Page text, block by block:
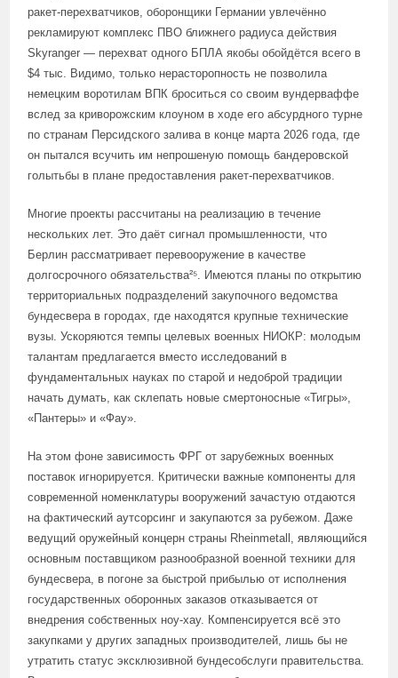
ракет-перехватчиков, оборонщики Германии увлечённо
рекламируют комплекс ПВО ближнего радиуса действия
Skyranger — перехват одного БПЛА якобы обойдётся всего в
$4 тыс. Видимо, только нерасторопность не позволила
немецким воротилам ВПК броситься со своим вундерваффе
вслед за криворожским клоуном в ходе его абсурдного турне
по странам Персидского залива в конце марта 2026 года, где
он пытался всучить им непрошеную помощь бандеровской
голытьбы в плане предоставления ракет-перехватчиков.
Многие проекты рассчитаны на реализацию в течение
нескольких лет. Это даёт сигнал промышленности, что
Берлин рассматривает перевооружение в качестве
долгосрочного обязательства²⁵. Имеются планы по открытию
территориальных подразделений закупочного ведомства
бундесвера в городах, где находятся крупные технические
вузы. Ускоряются темпы целевых военных НИОКР: молодым
талантам предлагается вместо исследований в
фундаментальных науках по старой и недоброй традиции
начать думать, как склепать новые смертоносные «Тигры»,
«Пантеры» и «Фау».
На этом фоне зависимость ФРГ от зарубежных военных
поставок игнорируется. Критически важные компоненты для
современной номенклатуры вооружений зачастую отдаются
на фактический аутсорсинг и закупаются за рубежом. Даже
ведущий оружейный концерн страны Rheinmetall, являющийся
основным поставщиком разнообразной военной техники для
бундесвера, в погоне за быстрой прибылью от исполнения
государственных оборонных заказов отказывается от
внедрения собственных ноу-хау. Компенсируется всё это
закупками у других западных производителей, лишь бы не
утратить статус эксклюзивной бундесобслуги правительства.